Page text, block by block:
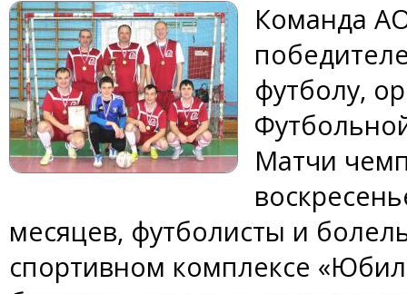
Команда
футболу,
Матчи
месяцев, футболисты и
спортивном комплексе